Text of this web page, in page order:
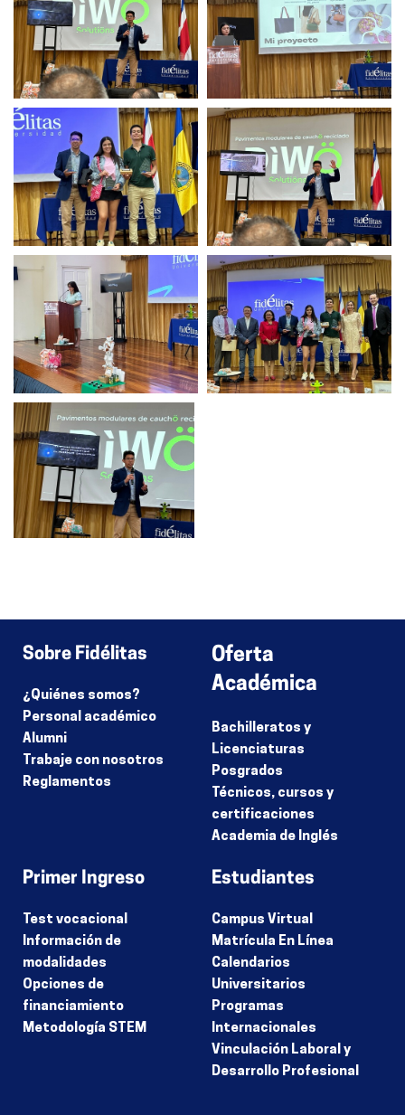
Sobre Fidélitas
¿Quiénes somos?
Personal académico
Alumni
Trabaje con nosotros
Reglamentos
Oferta
Académica
Bachilleratos y
Licenciaturas
Posgrados
Técnicos, cursos y
certificaciones
Academia de Inglés
Primer Ingreso
Test vocacional
Información de
modalidades
Opciones de
financiamiento
Metodología STEM
Estudiantes
Campus Virtual
Matrícula En Línea
Calendarios
Universitarios
Programas
Internacionales
Vinculación Laboral y
Desarrollo Profesional